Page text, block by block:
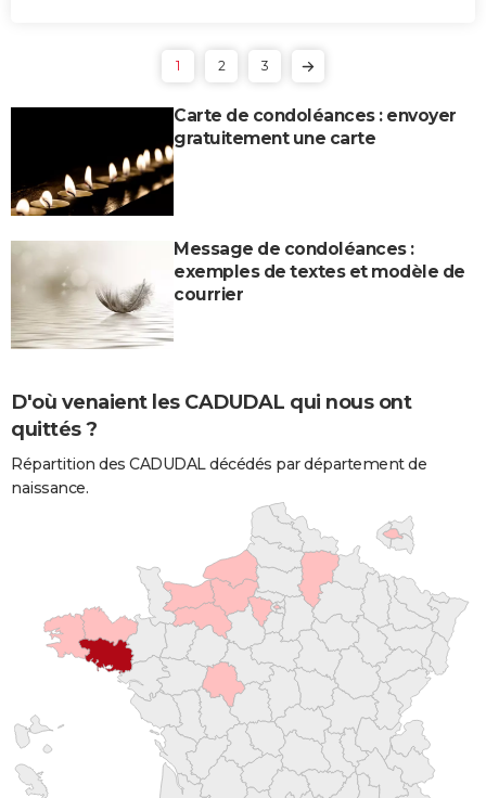
1 2 3
Carte de condoléances : envoyer
gratuitement une carte
Message de condoléances :
exemples de textes et modèle de
courrier
D'où venaient les CADUDAL qui nous ont
quittés ?
Répartition des CADUDAL décédés par département de
naissance.